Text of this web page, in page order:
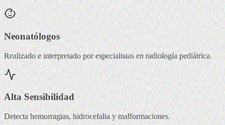
Neonatólogos
Realizado e interpretado por especialistas en radiología pediátrica.
Alta Sensibilidad
Detecta hemorragias, hidrocefalia y malformaciones.